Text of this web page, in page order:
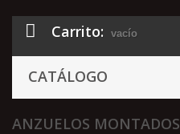
Carrito: vacío
CATÁLOGO
ANZUELOS MONTADOS